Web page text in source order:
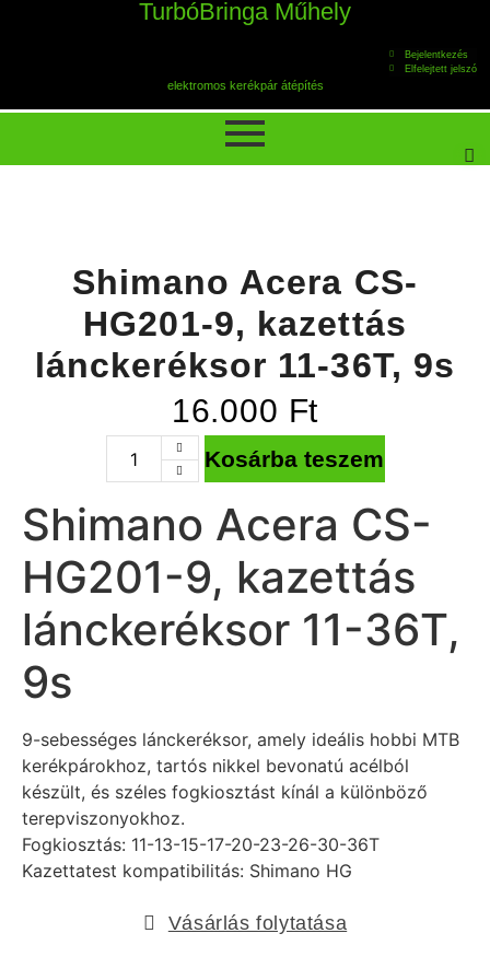
TurbóBringa Műhely
Bejelentkezés
Elfelejtett jelszó
elektromos kerékpár átépítés
Shimano Acera CS-
HG201-9, kazettás
lánckeréksor 11-36T, 9s
16.000 Ft
Kosárba teszem
Shimano Acera CS-
HG201-9, kazettás
lánckeréksor 11-36T,
9s
9-sebességes lánckeréksor, amely ideális hobbi MTB
kerékpárokhoz, tartós nikkel bevonatú acélból
készült, és széles fogkiosztást kínál a különböző
terepviszonyokhoz.
Fogkiosztás: 11-13-15-17-20-23-26-30-36T
Kazettatest kompatibilitás: Shimano HG
Vásárlás folytatása